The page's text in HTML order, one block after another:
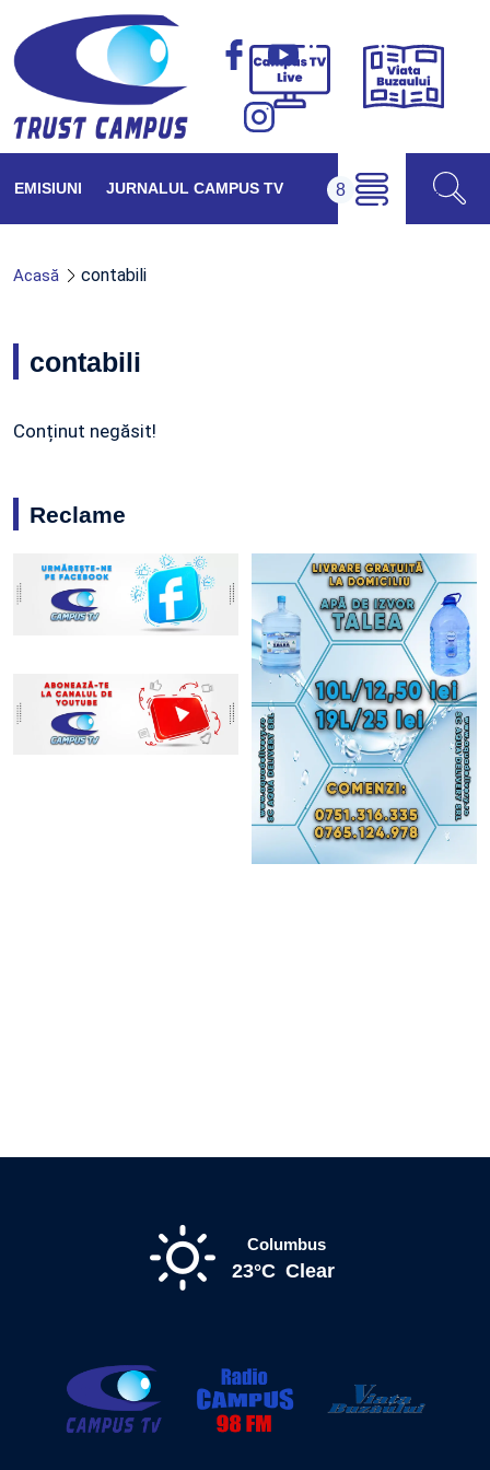
Campus
Viața
EMISIUNI JURNALUL CAMPUS TV
Acasă contabili
contabili
Conținut negăsit!
Reclame
Columbus
23°C Clear